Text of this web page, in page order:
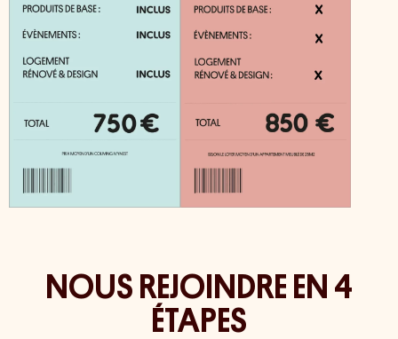
NOUS REJOINDRE EN 4
ÉTAPES